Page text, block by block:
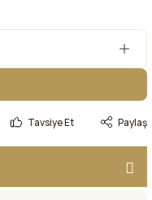
Tavsiye Et Paylaş